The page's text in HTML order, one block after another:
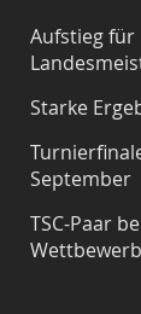
Aufstieg für
Starke
September
TSC-Paar
Wettbewerb